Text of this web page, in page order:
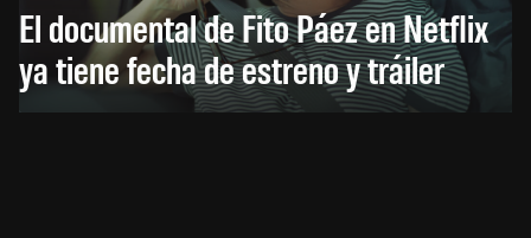
El documental de Fito Páez en Netflix
ya tiene fecha de estreno y tráiler